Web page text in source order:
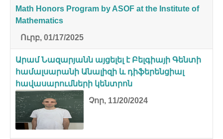
Math Honors Program by ASOF at the Institute of
Mathematics
Ուրբ, 01/17/2025
Արամ Նազարյանն այցելել է Բելգիայի Գենտի
համալսարանի Անալիզի և դիֆերենցիալ
հավասարումների կենտրոն
Չոր, 11/20/2024